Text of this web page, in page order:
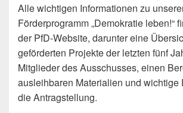
Alle wichtigen Informationen zu
Förderprogramm „Demokratie leben!“
der PfD-Website, darunter eine
geförderten Projekte der letzten fünf
Mitglieder des Ausschusses, einen
ausleihbaren Materialien und wichtige
die Antragstellung.